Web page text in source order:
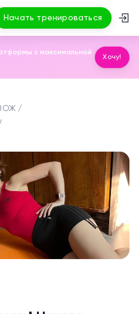
Начать тренироваться
с максимальной
Хочу!